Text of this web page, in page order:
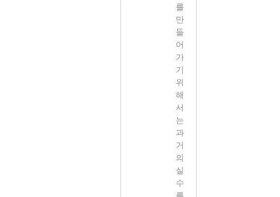
를
만
들
어
가
기
위
해
서
는
과
거
의
실
수